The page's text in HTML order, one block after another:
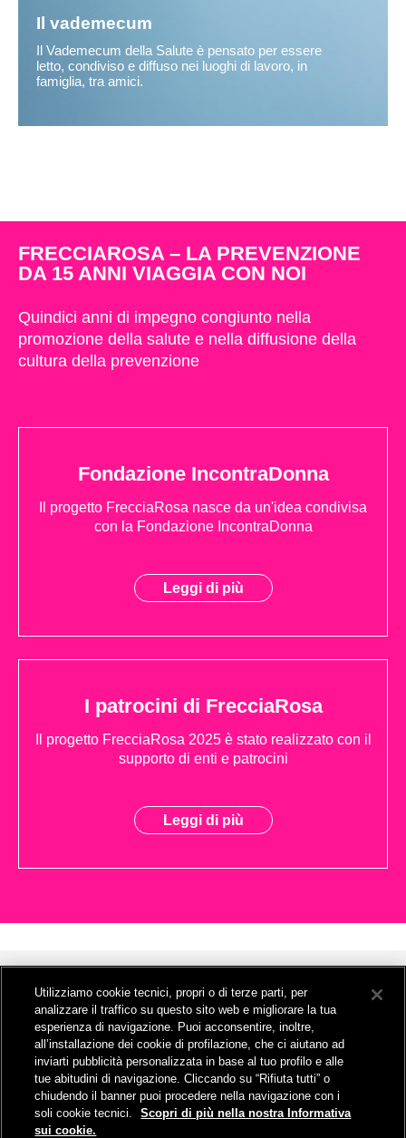
Il vademecum
Il Vademecum della Salute è pensato per essere
letto, condiviso e diffuso nei luoghi di lavoro, in
famiglia, tra amici.
FRECCIAROSA – LA PREVENZIONE
DA 15 ANNI VIAGGIA CON NOI
Quindici anni di impegno congiunto nella
promozione della salute e nella diffusione della
cultura della prevenzione
Fondazione IncontraDonna
Il progetto FrecciaRosa nasce da un'idea condivisa
con la Fondazione IncontraDonna
Leggi di più
I patrocini di FrecciaRosa
Il progetto FrecciaRosa 2025 è stato realizzato con il
supporto di enti e patrocini
Leggi di più
Il progetto
Contatti
Visite gratuite
Media
Utilizziamo cookie tecnici, propri o di terze parti, per
analizzare il traffico su questo sito web e migliorare la tua
esperienza di navigazione. Puoi acconsentire, inoltre,
all’installazione dei cookie di profilazione, che ci aiutano ad
inviarti pubblicità personalizzata in base al tuo profilo e alle
tue abitudini di navigazione. Cliccando su “Rifiuta tutti” o
chiudendo il banner puoi procedere nella navigazione con i
soli cookie tecnici.
Scopri di più nella nostra Informativa
sui cookie.